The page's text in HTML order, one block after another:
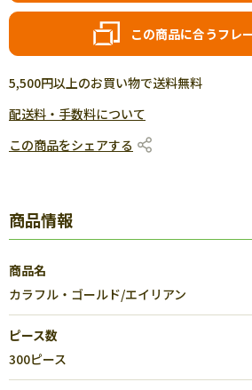
この商品に合うフレ
5,500円以上のお買い物で送料無料
配送料・手数料について
この商品をシェアする
商品情報
商品名
カラフル・ゴールド/エイリアン
ピース数
300ピース